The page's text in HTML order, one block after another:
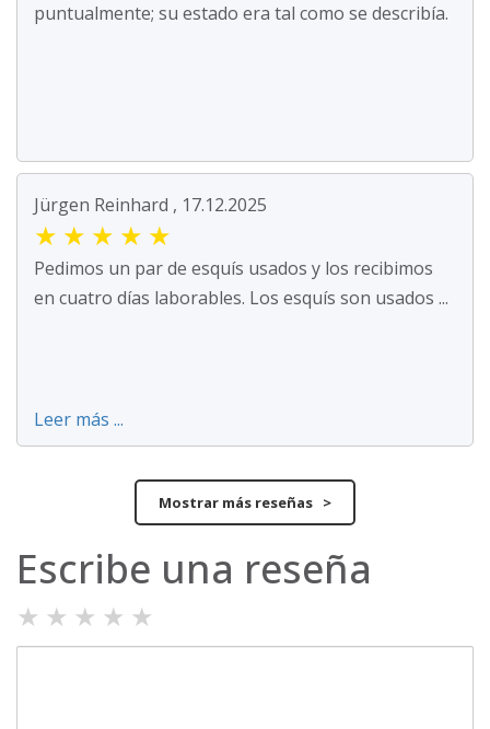
puntualmente; su estado era tal como se describía.
Jürgen Reinhard , 17.12.2025
★ ★ ★ ★ ★
Pedimos un par de esquís usados y los recibimos
en cuatro días laborables. Los esquís son usados ...
Leer más ...
Mostrar más reseñas >
Escribe una reseña
★ ★ ★ ★ ★